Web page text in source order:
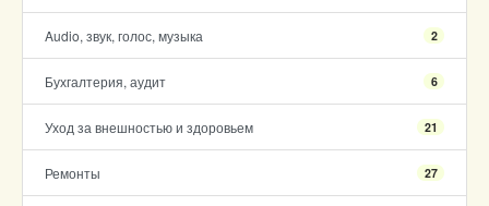
Audio, звук, голос, музыка 2
Бухгалтерия, аудит 6
Уход за внешностью и здоровьем 21
Ремонты 27